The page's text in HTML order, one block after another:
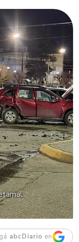
abcDiario en